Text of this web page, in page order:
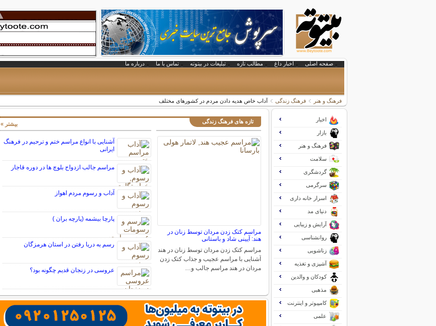
صفحه اصلی اخبار داغ مطالب تازه تبلیغات در بیتوته تماس با ما درباره ما
فرهنگ و هنر فرهنگ زندگی آداب خاص هدیه دادن مردم در کشورهای مختلف
تازه های فرهنگ زندگی
مراسم کتک زدن مردان توسط زنان در
هند: آیینی شاد و باستانی
مراسم کتک زدن مردان توسط زنان در هند
آشنایی با مراسم عجیب و جذاب کتک زدن
مردان در هند مراسم جالب و…
آشنایی با انواع مراسم ختم و ترحیم در فرهنگ
ایرانی
مراسم جالب ازدواج بلوچ ها در دوره قاجار
آداب و رسوم مردم اهواز
پارچا بیشمه (پارچه بران )
رسم به دریا رفتن در استان هرمزگان
عروسی در زنجان قدیم چگونه بود؟
بیشتر »
اخبار
بازار
فرهنگ و هنر
سلامت
گردشگری
سرگرمی
اسرار خانه داری
دنیای مد
آرایش و زیبایی
روانشناسی
زناشویی
آشپزی و تغذیه
کودکان و والدین
مذهبی
کامپیوتر و اینترنت
علمی